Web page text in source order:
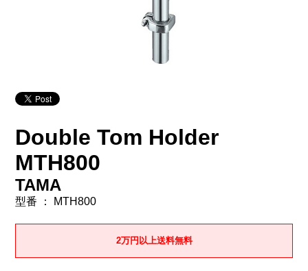
Double Tom Holder
MTH800
TAMA
型番 ： MTH800
2万円以上送料無料